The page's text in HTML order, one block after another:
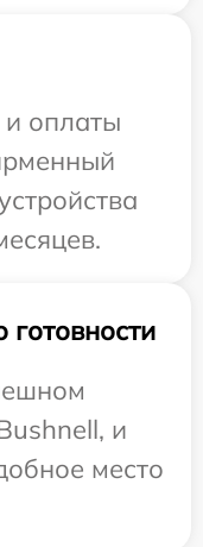
оплаты
и
место